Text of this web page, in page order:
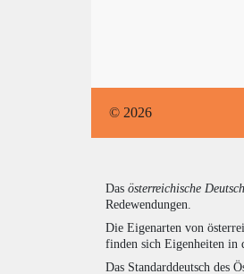
© 2026
Das österreichische Deutsch
Redewendungen.
Die Eigenarten von
finden sich Eigenheiten in
Das Standarddeutsch des